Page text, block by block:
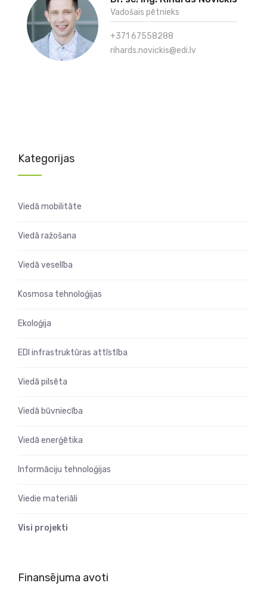
Vadošais pētnieks
+371 67558288
rihards.novickis@edi.lv
Kategorijas
Viedā mobilitāte
Viedā ražošana
Viedā veselība
Kosmosa tehnoloģijas
Ekoloģija
EDI infrastruktūras attīstība
Viedā pilsēta
Viedā būvniecība
Viedā enerģētika
Informāciju tehnoloģijas
Viedie materiāli
Visi projekti
Finansējuma avoti